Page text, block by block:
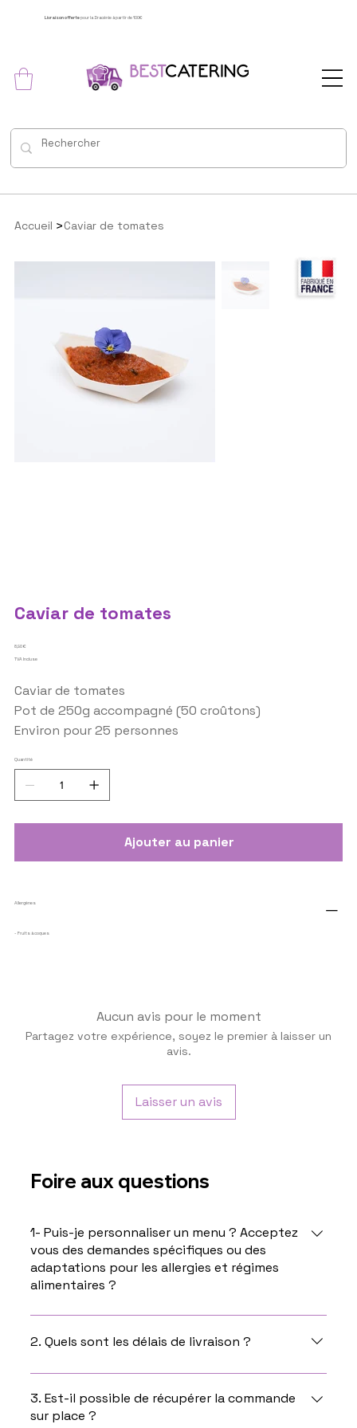
Livraison offertepour la Dracénie à partir de 100€
Accueil >Caviar de tomates
Caviar de tomates
Prix
8,90 €
TVA Incluse
Caviar de tomates
Pot de 250g accompagné (50 croûtons)
Environ pour 25 personnes
Quantité
Ajouter au panier
Allergènes
- Fruits à coques
Aucun avis pour le moment
Partagez votre expérience, soyez le premier à laisser un
avis.
Laisser un avis
Foire aux questions
1- Puis-je personnaliser un menu ? Acceptez
vous des demandes spécifiques ou des
adaptations pour les allergies et régimes
alimentaires ?
Oui, vous pouvez personnaliser un menu en nous
contactant directement par téléphone ou par
fonction des demandes.
2. Quels sont les délais de livraison ?
Les délais de livraison ou de retrait dans nos
locaux sont de 15 jours à partir de la date de votre
commande.
3. Est-il possible de récupérer la commande
sur place ?